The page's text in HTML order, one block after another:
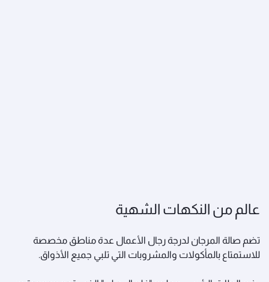
عالم من النكهات الشهية
تضم صالة المرجان لدرجة رجال الأعمال عدة مناطق مخصصة
للاستمتاع بالمأكولات والمشروبات التي تلبي جميع الأذواق.